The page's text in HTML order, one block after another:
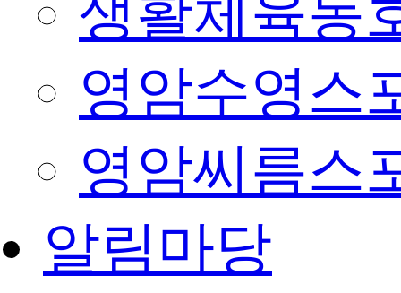
생활체육동
영암수영스
영암씨름스
알림마당